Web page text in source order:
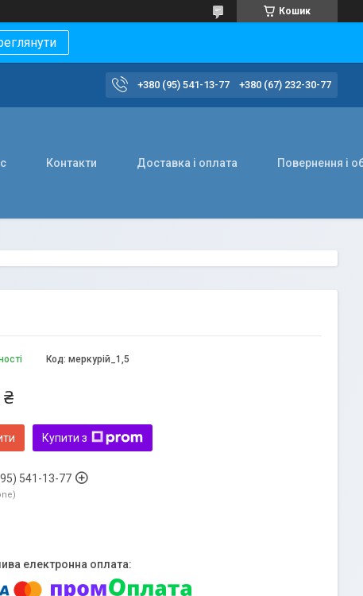
Кошик
+380 (95) 541-13-77 +380 (67) 232-30-77
Контакти Доставка і оплата Повернення і
Код: меркурій_1,5
Купити з
541-13-77